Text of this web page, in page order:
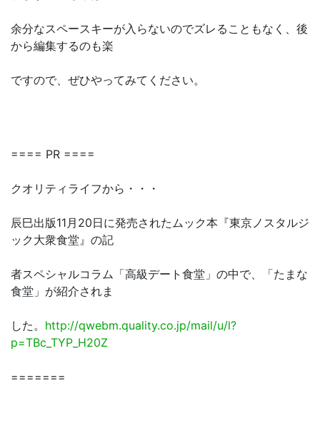
余分なスペースキーが入らないのでズレることもなく、後
から編集するのも楽
ですので、ぜひやってみてください。
==== PR ====
クオリティライフから・・・
辰巳出版11月20日に発売されたムック本『東京ノスタルジ
ック大衆食堂』の記
者スペシャルコラム「高級デート食堂」の中で、「たまな
食堂」が紹介されま
した。 http://qwebm.quality.co.jp/mail/u/l?
p=TBc_TYP_H20Z
=======